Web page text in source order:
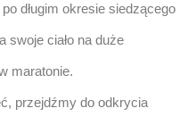
długim okresie siedzącego
swoje ciało na duże
maratonie.
przejdźmy do odkrycia